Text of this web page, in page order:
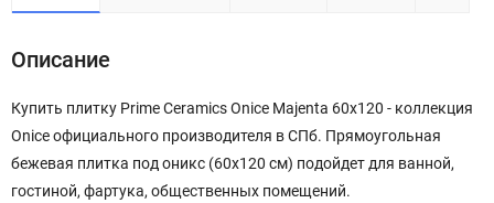
Описание
Купить плитку Prime Ceramics Onice Majenta 60x120 - коллекция
Onice официального производителя в СПб. Прямоугольная
бежевая плитка под оникс (60x120 см) подойдет для ванной,
гостиной, фартука, общественных помещений.